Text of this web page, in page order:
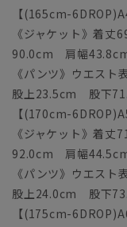
【(165cm-
《ジャケット》着
90.0cm 肩幅
《パンツ》ウエス
股上23.5cm 股下
【(170cm-
《ジャケット》着
92.0cm 肩幅
《パンツ》ウエス
股上24.0cm 股下
【(175cm-